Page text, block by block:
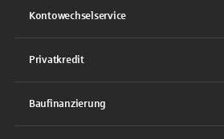
Kontowechselservice
Privatkredit
Baufinanzierung